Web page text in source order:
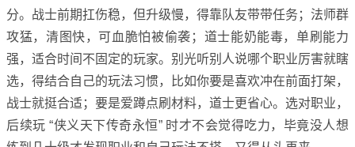
分。战士前期扛伤稳，但升级慢，得靠队友带带任务；法师群
攻猛，清图快，可血脆怕被偷袭；道士能奶能毒，单刷能力
强，适合时间不固定的玩家。别光听别人说哪个职业厉害就瞎
选，得结合自己的玩法习惯，比如你要是喜欢冲在前面打架，
战士就挺合适；要是爱蹲点刷材料，道士更省心。选对职业，
后续玩 “侠义天下传奇永恒” 时才不会觉得吃力，毕竟没人想